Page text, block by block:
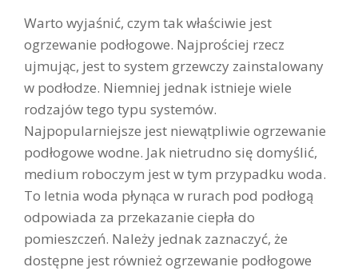
Warto wyjaśnić, czym tak właściwie jest
ogrzewanie podłogowe. Najprościej rzecz
ujmując, jest to system grzewczy zainstalowany
w podłodze. Niemniej jednak istnieje wiele
rodzajów tego typu systemów.
Najpopularniejsze jest niewątpliwie ogrzewanie
podłogowe wodne. Jak nietrudno się domyślić,
medium roboczym jest w tym przypadku woda.
To letnia woda płynąca w rurach pod podłogą
odpowiada za przekazanie ciepła do
pomieszczeń. Należy jednak zaznaczyć, że
dostępne jest również ogrzewanie podłogowe